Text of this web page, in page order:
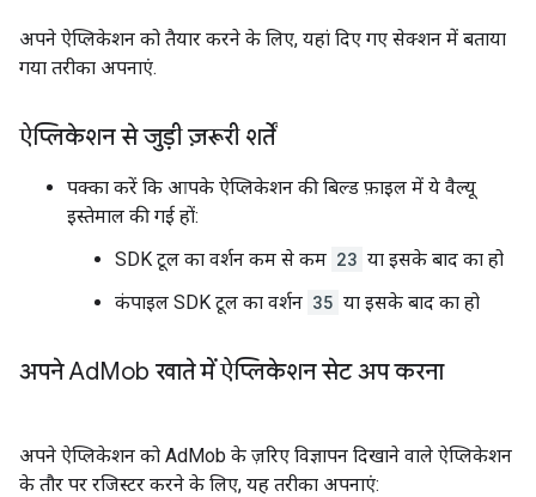
अपने ऐप्लिकेशन को तैयार करने के लिए, यहां दिए गए सेक्शन में बताया
गया तरीका अपनाएं.
ऐप्लिकेशन से जुड़ी ज़रूरी शर्तें
पक्का करें कि आपके ऐप्लिकेशन की बिल्ड फ़ाइल में ये वैल्यू
इस्तेमाल की गई हों:
SDK टूल का वर्शन कम से कम 23 या इसके बाद का हो
कंपाइल SDK टूल का वर्शन 35 या इसके बाद का हो
अपने AdMob खाते में ऐप्लिकेशन सेट अप करना
अपने ऐप्लिकेशन को AdMob के ज़रिए विज्ञापन दिखाने वाले ऐप्लिकेशन
के तौर पर रजिस्टर करने के लिए, यह तरीका अपनाएं: